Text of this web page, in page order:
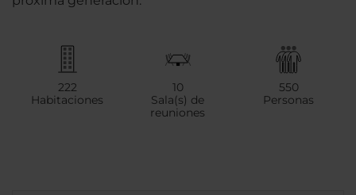
222
Habitaciones
10
Sala(s) de
reuniones
550
Personas